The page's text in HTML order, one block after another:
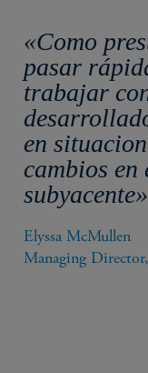
«Como
pasar
trabajar
en
cambios en
Elyssa McMullen​
Managing